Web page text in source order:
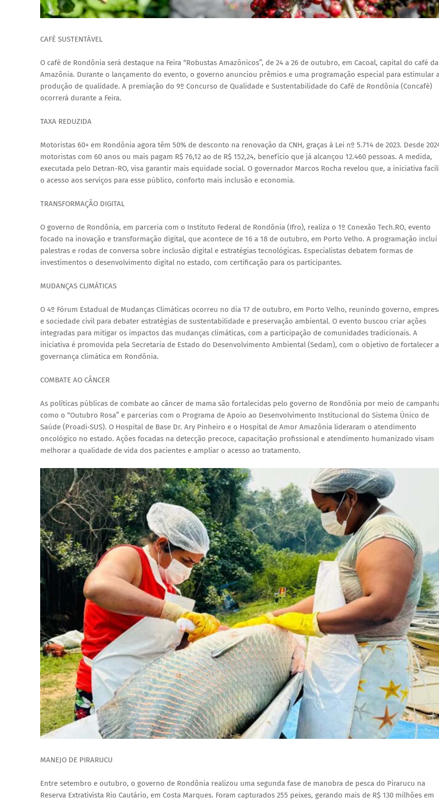
CAFÉ SUSTENTÁVEL
O café de Rondônia será destaque na Feira “Robustas Amazônicos”, de 24 a 26 de outubro, em Cacoal, capital do café da
Amazônia. Durante o lançamento do evento, o governo anunciou prêmios e uma programação especial para estimular
produção de qualidade. A premiação do 9º Concurso de Qualidade e Sustentabilidade do Café de Rondônia (Concafé)
ocorrerá durante a Feira.
TAXA REDUZIDA
Motoristas 60+ em Rondônia agora têm 50% de desconto na renovação da CNH, graças à Lei nº 5.714 de 2023. Desde
motoristas com 60 anos ou mais pagam R$ 76,12 ao de R$ 152,24, benefício que já alcançou 12.460 pessoas. A medida,
executada pelo Detran-RO, visa garantir mais equidade social. O governador Marcos Rocha revelou que, a iniciativa
o acesso aos serviços para esse público, conforto mais inclusão e economia.
TRANSFORMAÇÃO DIGITAL
O governo de Rondônia, em parceria com o Instituto Federal de Rondônia (Ifro), realiza o 1º Conexão Tech.RO, evento
focado na inovação e transformação digital, que acontece de 16 a 18 de outubro, em Porto Velho. A programação inclui
palestras e rodas de conversa sobre inclusão digital e estratégias tecnológicas. Especialistas debatem formas de
investimentos o desenvolvimento digital no estado, com certificação para os participantes.
MUDANÇAS CLIMÁTICAS
O 4º Fórum Estadual de Mudanças Climáticas ocorreu no dia 17 de outubro, em Porto Velho, reunindo governo,
e sociedade civil para debater estratégias de sustentabilidade e preservação ambiental. O evento buscou criar ações
integradas para mitigar os impactos das mudanças climáticas, com a participação de comunidades tradicionais. A
iniciativa é promovida pela Secretaria de Estado do Desenvolvimento Ambiental (Sedam), com o objetivo de fortalecer a
governança climática em Rondônia.
COMBATE AO CÂNCER
As políticas públicas de combate ao câncer de mama são fortalecidas pelo governo de Rondônia por meio de
como o “Outubro Rosa” e parcerias com o Programa de Apoio ao Desenvolvimento Institucional do Sistema Único de
Saúde (Proadi-SUS). O Hospital de Base Dr. Ary Pinheiro e o Hospital de Amor Amazônia lideraram o atendimento
oncológico no estado. Ações focadas na detecção precoce, capacitação profissional e atendimento humanizado visam
melhorar a qualidade de vida dos pacientes e ampliar o acesso ao tratamento.
MANEJO DE PIRARUCU
Entre setembro e outubro, o governo de Rondônia realizou uma segunda fase de manobra de pesca do Pirarucu na
Reserva Extrativista Rio Cautário, em Costa Marques. Foram capturados 255 peixes, gerando mais de R$ 130 milhões em